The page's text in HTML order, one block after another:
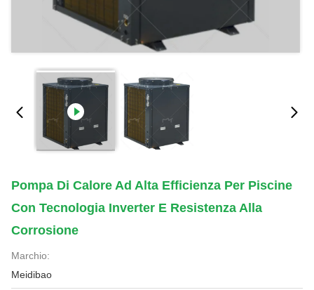
Pompa Di Calore Ad Alta Efficienza Per Piscine
Con Tecnologia Inverter E Resistenza Alla
Corrosione
Marchio:
Meidibao